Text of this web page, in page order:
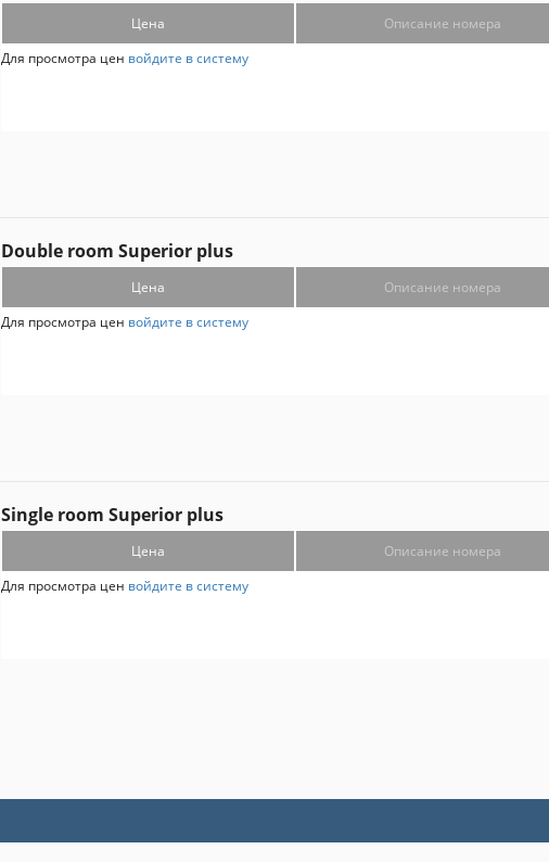
Цена
Описание номера
Для просмотра цен войдите в систему
Double room Superior plus
Цена
Описание номера
Для просмотра цен войдите в систему
Single room Superior plus
Цена
Описание номера
Для просмотра цен войдите в систему